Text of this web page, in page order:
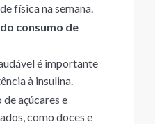
física na semana.
consumo de
é importante
à insulina.
de açúcares e
como doces e